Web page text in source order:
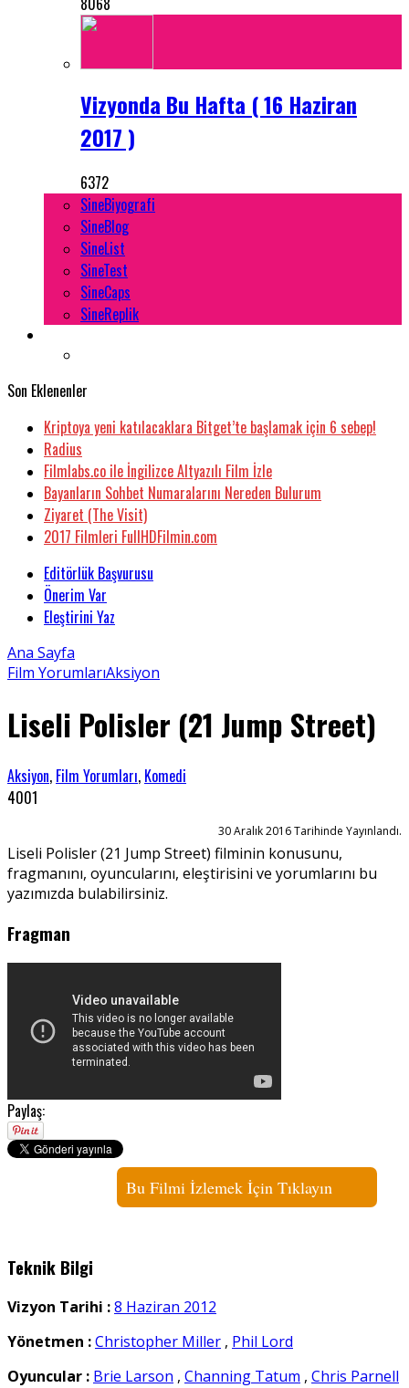
Vizyonda Bu Hafta ( 16 Haziran
2017 )
6372
SineBiyografi
SineBlog
SineList
SineTest
SineCaps
SineReplik
Son Eklenenler
Kriptoya yeni katılacaklara Bitget’te başlamak için 6 sebep!
Radius
Filmlabs.co ile İngilizce Altyazılı Film İzle
Bayanların Sohbet Numaralarını Nereden Bulurum
Ziyaret (The Visit)
2017 Filmleri FullHDFilmin.com
Editörlük Başvurusu
Önerim Var
Eleştirini Yaz
Ana Sayfa
Film YorumlarıAksiyon
Liseli Polisler (21 Jump Street)
Aksiyon, Film Yorumları, Komedi
4001
30 Aralık 2016 Tarihinde Yayınlandı.
Liseli Polisler (21 Jump Street) filminin konusunu,
fragmanını, oyuncularını, eleştirisini ve yorumlarını bu
yazımızda bulabilirsiniz.
Fragman
Paylaş:
Bu Filmi İzlemek İçin Tıklayın
Teknik Bilgi
Vizyon Tarihi :8 Haziran 2012
Yönetmen :Christopher Miller , Phil Lord
Oyuncular : Brie Larson , Channing Tatum , Chris Parnell